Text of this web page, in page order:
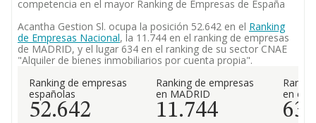
competencia en el mayor Ranking de Empresas de España
Acantha Gestion Sl. ocupa la posición 52.642 en el Ranking
de Empresas Nacional, la 11.744 en el ranking de empresas
de MADRID, y el lugar 634 en el ranking de su sector CNAE
"Alquiler de bienes inmobiliarios por cuenta propia".
Ranking de empresas
españolas
52.642
Ranking de empresas
en MADRID
11.744
en el
634